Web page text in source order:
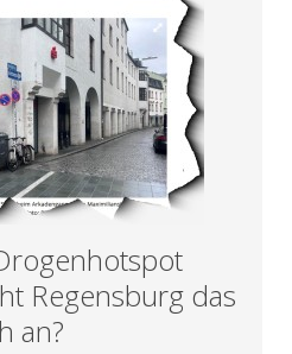
Regensburg das
an?